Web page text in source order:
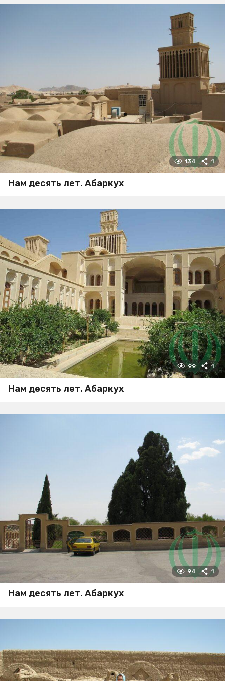
134 1
Нам десять лет. Абаркух
99 1
Нам десять лет. Абаркух
94 1
Нам десять лет. Абаркух